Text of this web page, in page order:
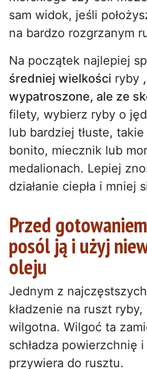
sam widok, jeśli
na bardzo rozgrzanym
Na początek najlepiej
średniej wielkości ryby
wypatroszone, ale ze
filety, wybierz ryby o
lub bardziej tłuste,
bonito, miecznik lub
medalionach. Lepiej
działanie ciepła i mniej
Przed
posól ją i użyj
oleju
Jednym z
kładzenie na ruszt
wilgotna. Wilgoć ta
schładza powierzchnię
przywiera do rusztu.